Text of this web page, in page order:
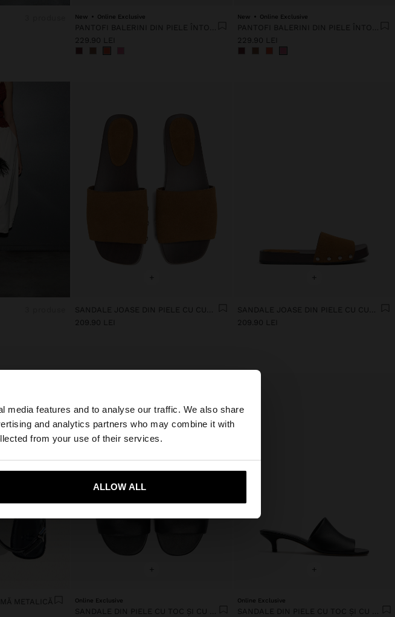
media features and to analyse our traffic. We also share
and analytics partners who may combine it with
from your use of their services.
ALLOW ALL
×
ul nostru din United States?
Da, duceți-mă la United States
New Online Exclusive
229.90 LEI
New Online Exclusive
229.90 LEI
+
209.90 LEI
+
209.90 LEI
METALICĂ
+
Online Exclusive
SANDALE DIN PIELE CU TOC ȘI CU BARETĂ LATĂ
+
Online Exclusive
SANDALE DIN PIELE CU TOC ȘI CU BARETĂ LATĂ